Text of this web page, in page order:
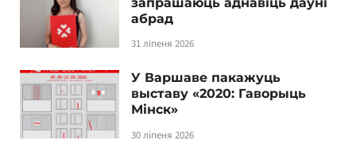
абрад
31 ліпеня 2026
У Варшаве пакажуць
выставу «2020: Гаворыць
Мінск»
30 ліпеня 2026